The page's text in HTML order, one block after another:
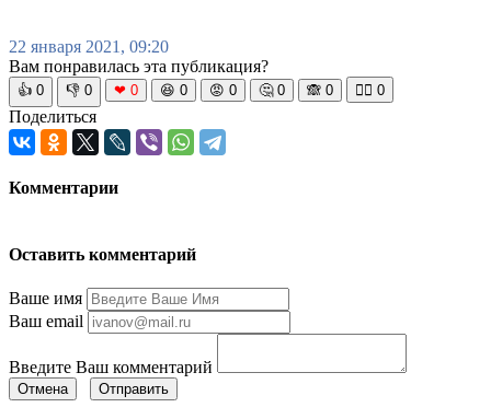
22 января 2021, 09:20
Вам понравилась эта публикация?
👍 0 👎 0 ❤ 0 😆 0 😡 0 🤔 0 🙈 0 🧘‍♀️ 0
Поделиться
Комментарии
Оставить комментарий
Ваше имя
Ваш email
Введите Ваш комментарий
Отмена Отправить